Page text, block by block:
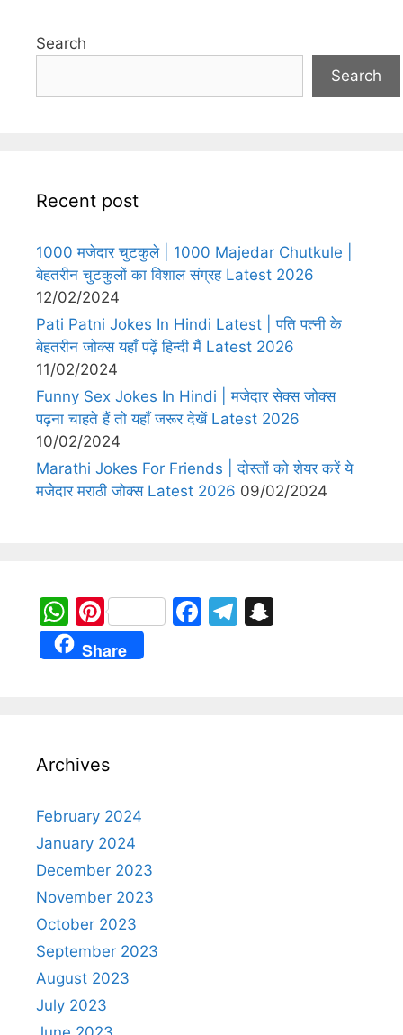
Search
Search
Recent post
1000 मजेदार चुटकुले | 1000 Majedar Chutkule |
बेहतरीन चुटकुलों का विशाल संग्रह Latest 2026
12/02/2024
Pati Patni Jokes In Hindi Latest | पति पत्नी के
बेहतरीन जोक्स यहाँ पढ़ें हिन्दी मैं Latest 2026
11/02/2024
Funny Sex Jokes In Hindi | मजेदार सेक्स जोक्स
पढ़ना चाहते हैं तो यहाँ जरूर देखें Latest 2026
10/02/2024
Marathi Jokes For Friends | दोस्तों को शेयर करें ये
मजेदार मराठी जोक्स Latest 2026 09/02/2024
W
h
at
p
Pi
nt
er
F
T
Share
Archives
February 2024
January 2024
December 2023
November 2023
October 2023
September 2023
August 2023
July 2023